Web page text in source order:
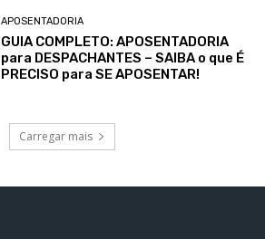
APOSENTADORIA
GUIA COMPLETO: APOSENTADORIA
para DESPACHANTES – SAIBA o que É
PRECISO para SE APOSENTAR!
Carregar mais